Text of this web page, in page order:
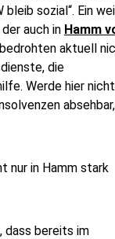
bleib sozial“. Ein
auch in Hamm
aktuell
die
Werde hier nicht
nur in Hamm stark
dass bereits im